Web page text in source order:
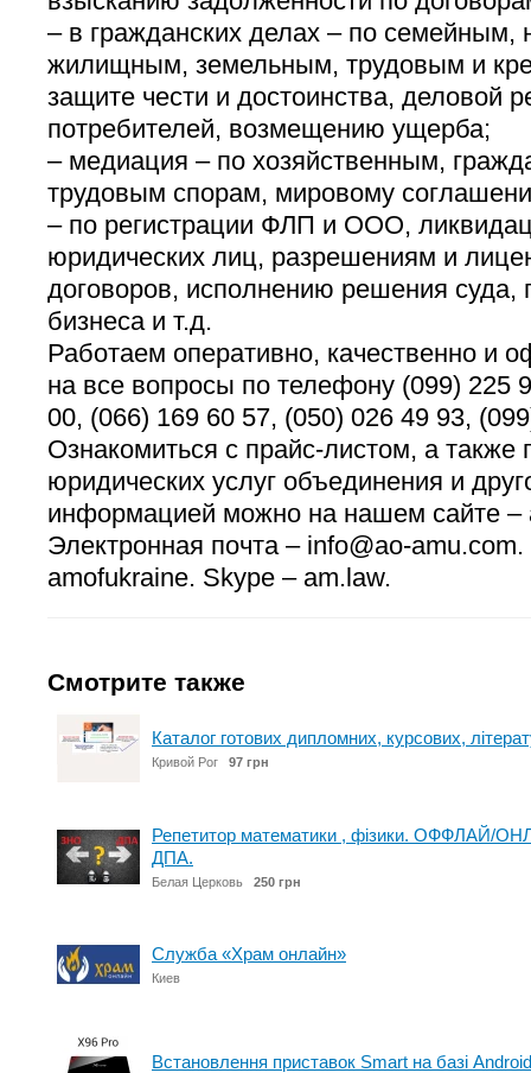
– в гражданских делах – по семейным,
жилищным, земельным, трудовым и
защите чести и достоинства, деловой
потребителей, возмещению ущерба;
– медиация – по хозяйственным,
трудовым спорам, мировому
– по регистрации ФЛП и ООО,
юридических лиц, разрешениям и
договоров, исполнению решения суда,
бизнеса и т.д.
Работаем оперативно, качественно и
на все вопросы по телефону (099) 225
00, (066) 169 60 57, (050) 026 49 93,
Ознакомиться с прайс-листом, а
юридических услуг объединения и
информацией можно на нашем сайте –
Электронная почта – info@ao-
amofukraine. Skype – am.law.
Смотрите также
Каталог готових дипломних, курсових,
Кривой Рог 97 грн
Репетитор математики , фізики. ОФФЛАЙ/
ДПА.
Белая Церковь 250 грн
Служба «Храм онлайн»
Киев
Встановлення приставок Smart на базі